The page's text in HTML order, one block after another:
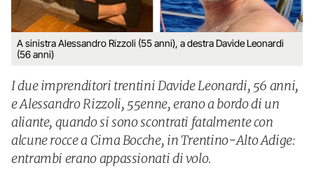
A sinistra Alessandro Rizzoli (55 anni), a destra Davide Leonardi
(56 anni)
I due imprenditori trentini Davide Leonardi, 56 anni,
e Alessandro Rizzoli, 55enne, erano a bordo di un
aliante, quando si sono scontrati fatalmente con
alcune rocce a Cima Bocche, in Trentino-Alto Adige:
entrambi erano appassionati di volo.